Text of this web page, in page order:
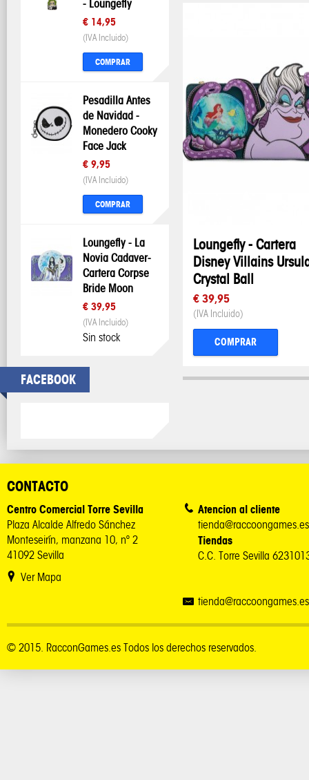
- Loungefly
€ 14,95
(IVA Incluido)
COMPRAR
Pesadilla Antes
de Navidad -
Monedero Cooky
Face Jack
€ 9,95
(IVA Incluido)
COMPRAR
Loungefly - La
Novia Cadaver-
Cartera Corpse
Bride Moon
€ 39,95
(IVA Incluido)
Sin stock
FACEBOOK
Loungefly - Cartera
Disney Villains
Crystal Ball
€ 39,95
(IVA Incluido)
COMPRAR
CONTACTO
Centro Comercial Torre Sevilla
Plaza Alcalde Alfredo Sánchez
Monteseirín, manzana 10, nº 2
41092 Sevilla
Ver Mapa
Atencion al cliente
tienda@raccoongames.es
Tiendas
C.C. Torre Sevilla
tienda@raccoongames.es
© 2015. RacconGames.es Todos los derechos reservados.